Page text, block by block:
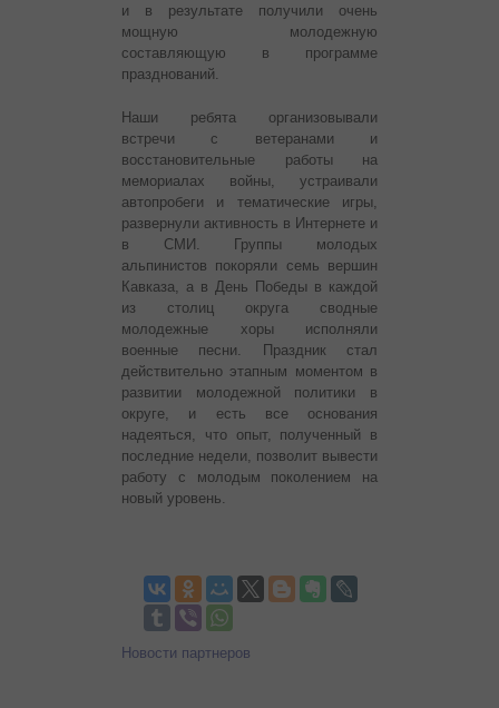
и в результате получили очень
мощную молодежную
составляющую в программе
празднований.
Наши ребята организовывали
встречи с ветеранами и
восстановительные работы на
мемориалах войны, устраивали
автопробеги и тематические игры,
развернули активность в Интернете и
в СМИ. Группы молодых
альпинистов покоряли семь вершин
Кавказа, а в День Победы в каждой
из столиц округа сводные
молодежные хоры исполняли
военные песни. Праздник стал
действительно этапным моментом в
развитии молодежной политики в
округе, и есть все основания
надеяться, что опыт, полученный в
последние недели, позволит вывести
работу с молодым поколением на
новый уровень.
Новости партнеров